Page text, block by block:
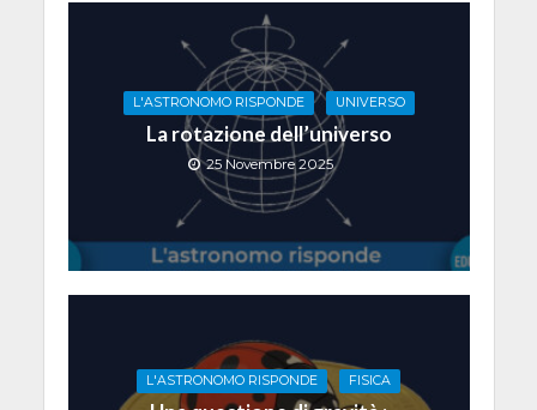
L'ASTRONOMO RISPONDE UNIVERSO
La rotazione dell’universo
25 Novembre 2025
L'ASTRONOMO RISPONDE FISICA